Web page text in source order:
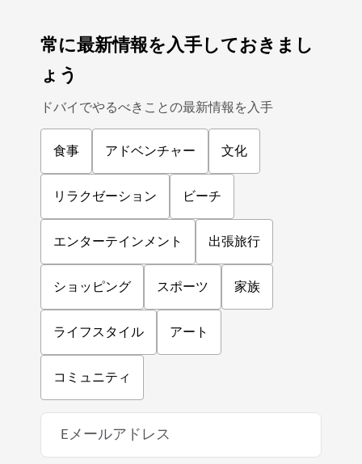
常に最新情報を入手しておきまし
ょう
ドバイでやるべきことの最新情報を入手
食事 アドベンチャー 文化
リラクゼーション ビーチ
エンターテインメント 出張旅行
ショッピング スポーツ 家族
ライフスタイル アート
コミュニティ